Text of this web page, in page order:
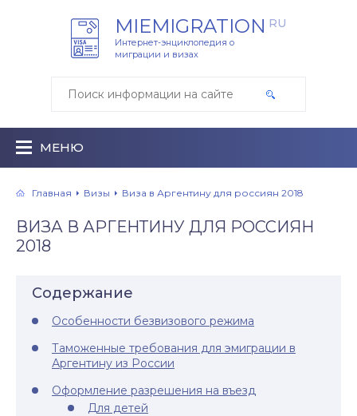
MIEMIGRATION RU
Интернет-энциклопедия о
миграции и визах
МЕНЮ
Главная Визы Виза в Аргентину для россиян 2018
ВИЗА В АРГЕНТИНУ ДЛЯ РОССИЯН
2018
Содержание
Особенности безвизового режима
Таможенные требования для эмиграции в
Аргентину из России
Оформление разрешения на въезд
Для детей